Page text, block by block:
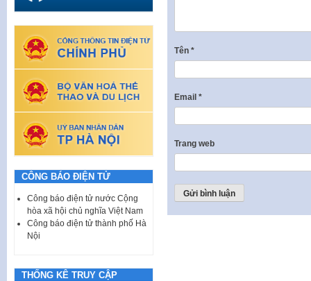
Tên *
Email *
Trang web
CÔNG BÁO ĐIỆN TỬ
Công báo điện tử nước Cộng
hòa xã hội chủ nghĩa Việt Nam
Công báo điện tử thành phố Hà
Nội
THỐNG KÊ TRUY CẬP